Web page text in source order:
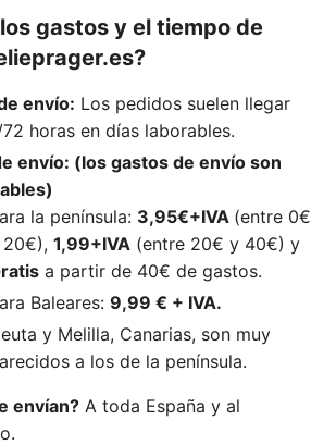
gastos y el tiempo de
?
envío: Los pedidos suelen llegar
horas en días laborables.
envío: (los gastos de envío son
la península: 3,95€+IVA (entre 0€
1,99+IVA (entre 20€ y 40€) y
a partir de 40€ de gastos.
Baleares: 9,99 € + IVA.
y Melilla, Canarias, son muy
a los de la península.
envían? A toda España y al